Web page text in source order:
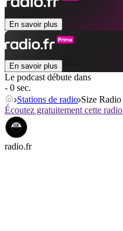
En savoir plus
En savoir plus
Le podcast débute dans
- 0 sec.
Stations de radio Size Radio
Écoutez gratuitement cette
radio.fr